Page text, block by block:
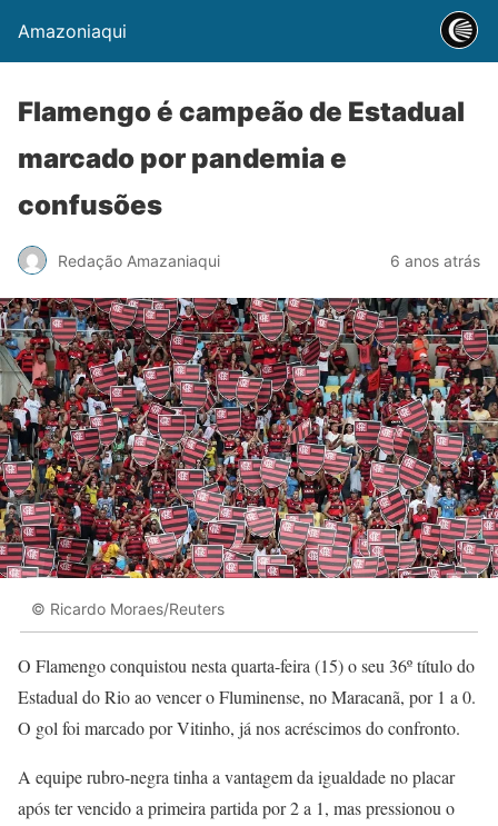
Amazoniaqui
Flamengo é campeão de Estadual
marcado por pandemia e
confusões
Redação Amazaniaqui 6 anos atrás
© Ricardo Moraes/Reuters
O Flamengo conquistou nesta quarta-feira (15) o seu 36º título do
Estadual do Rio ao vencer o Fluminense, no Maracanã, por 1 a 0.
O gol foi marcado por Vitinho, já nos acréscimos do confronto.
A equipe rubro-negra tinha a vantagem da igualdade no placar
após ter vencido a primeira partida por 2 a 1, mas pressionou o